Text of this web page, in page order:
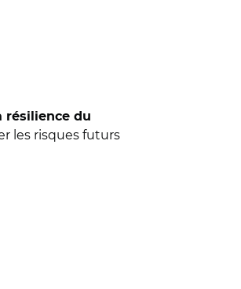
résilience du
les risques futurs